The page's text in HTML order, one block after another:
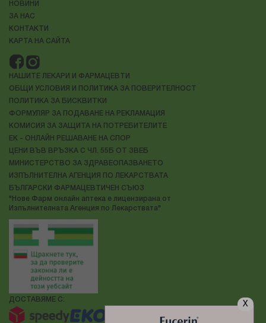
X
НОВИНИ
ЗА НАС
КОНТАКТИ
КАРТА НА САЙТА
НАШИТЕ ЛЕКАРИ И ФАРМАЦЕВТИ
ОБЩИ УСЛОВИЯ И ПОЛИТИКА ЗА ПОВЕРИТЕЛНОСТ
ПОЛИТИКА ЗА БИСКВИТКИ
ФОРМУЛЯР ЗА ПОДАВАНЕ НА РЕКЛАМАЦИЯ
КОМИСИЯ ЗА ЗАЩИТА НА ПОТРЕБИТЕЛИТЕ
ЕК - ОНЛАЙН РЕШАВАНЕ НА СПОР
ЦЕНИ ВЪВ ВРЪЗКА С ЧЛ. 55Б ОТ ЗВЕБ
МИНИСТЕРСТВО ЗА ЗДРАВЕОПАЗВАНЕТО
ИЗПЪЛНИТЕЛНА АГЕНЦИЯ ПО ЛЕКАРСТВАТА
БЪЛГАРСКИ ФАРМАЦЕВТИЧЕН СЪЮЗ
"Нове Фарм онлайн аптека е лицензирана от
Изпълнителната Агенция по Лекарствата"
ДОСТАВЯМЕ С: